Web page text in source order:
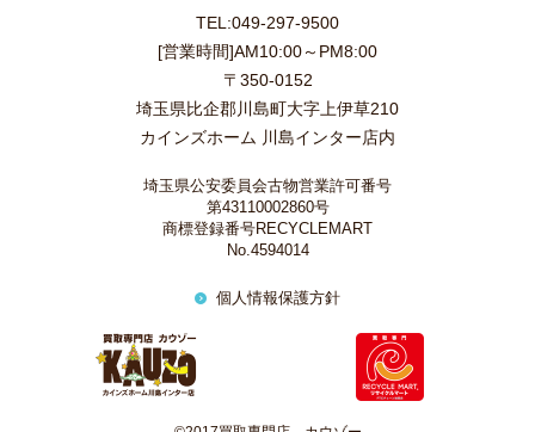
TEL:049-297-9500
[営業時間]AM10:00～PM8:00
〒350-0152
埼玉県比企郡川島町大字上伊草210
カインズホーム 川島インター店内
埼玉県公安委員会古物営業許可番号
第43110002860号
商標登録番号RECYCLEMART
No.4594014
個人情報保護方針